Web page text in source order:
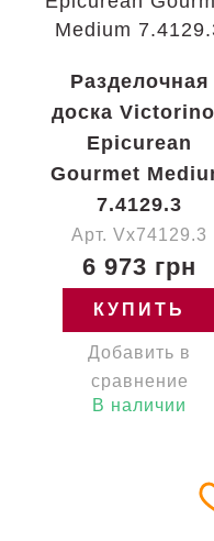
Разделочная
доска
Epicurean
Gourmet
7.4129.3
Арт. Vx74129.3
6 973 грн
КУПИТЬ
Добавить в
сравнение
В наличии